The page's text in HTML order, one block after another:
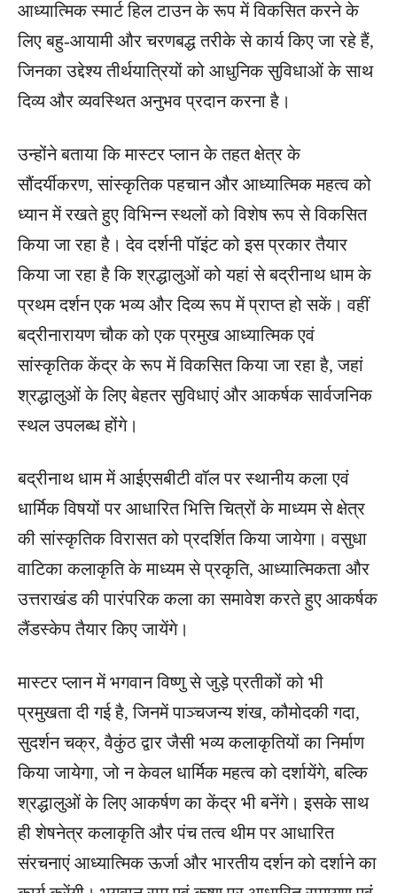
आध्यात्मिक स्मार्ट हिल टाउन के रूप में विकसित करने के
लिए बहु-आयामी और चरणबद्ध तरीके से कार्य किए जा रहे हैं,
जिनका उद्देश्य तीर्थयात्रियों को आधुनिक सुविधाओं के साथ
दिव्य और व्यवस्थित अनुभव प्रदान करना है।
उन्होंने बताया कि मास्टर प्लान के तहत क्षेत्र के
सौंदर्यीकरण, सांस्कृतिक पहचान और आध्यात्मिक महत्व को
ध्यान में रखते हुए विभिन्न स्थलों को विशेष रूप से विकसित
किया जा रहा है। देव दर्शनी पॉइंट को इस प्रकार तैयार
किया जा रहा है कि श्रद्धालुओं को यहां से बद्रीनाथ धाम के
प्रथम दर्शन एक भव्य और दिव्य रूप में प्राप्त हो सकें। वहीं
बद्रीनारायण चौक को एक प्रमुख आध्यात्मिक एवं
सांस्कृतिक केंद्र के रूप में विकसित किया जा रहा है, जहां
श्रद्धालुओं के लिए बेहतर सुविधाएं और आकर्षक सार्वजनिक
स्थल उपलब्ध होंगे।
बद्रीनाथ धाम में आईएसबीटी वॉल पर स्थानीय कला एवं
धार्मिक विषयों पर आधारित भित्ति चित्रों के माध्यम से क्षेत्र
की सांस्कृतिक विरासत को प्रदर्शित किया जायेगा। वसुधा
वाटिका कलाकृति के माध्यम से प्रकृति, आध्यात्मिकता और
उत्तराखंड की पारंपरिक कला का समावेश करते हुए आकर्षक
लैंडस्केप तैयार किए जायेंगे।
मास्टर प्लान में भगवान विष्णु से जुड़े प्रतीकों को भी
प्रमुखता दी गई है, जिनमें पाञ्चजन्य शंख, कौमोदकी गदा,
सुदर्शन चक्र, वैकुंठ द्वार जैसी भव्य कलाकृतियों का निर्माण
किया जायेगा, जो न केवल धार्मिक महत्व को दर्शायेंगे, बल्कि
श्रद्धालुओं के लिए आकर्षण का केंद्र भी बनेंगे। इसके साथ
ही शेषनेत्र कलाकृति और पंच तत्व थीम पर आधारित
संरचनाएं आध्यात्मिक ऊर्जा और भारतीय दर्शन को दर्शाने का